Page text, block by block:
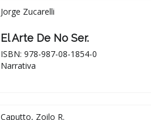
Jorge Zucarelli
El Arte De No Ser.
ISBN: 978-987-08-1854-0
Narrativa
Caputto, Zoilo R.